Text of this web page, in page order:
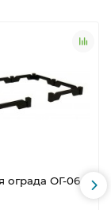
ограда ОГ-06